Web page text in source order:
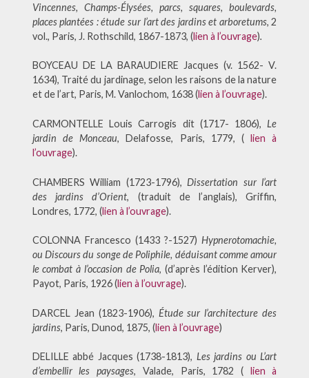
Vincennes, Champs-Élysées, parcs, squares, boulevards,
places plantées : étude sur l’art des jardins et arboretums, 2
vol., Paris, J. Rothschild, 1867-1873, (lien à l’ouvrage).
BOYCEAU DE LA BARAUDIERE Jacques (v. 1562- V.
1634), Traité du jardinage, selon les raisons de la nature
et de l’art, Paris, M. Vanlochom, 1638 (lien à l’ouvrage).
CARMONTELLE Louis Carrogis dit (1717- 1806), Le
jardin de Monceau, Delafosse, Paris, 1779, (lien à
l’ouvrage).
CHAMBERS William (1723-1796), Dissertation sur l’art
des jardins d’Orient, (traduit de l’anglais), Griffin,
Londres, 1772, (lien à l’ouvrage).
COLONNA Francesco (1433 ?-1527) Hypnerotomachie,
ou Discours du songe de Poliphile, déduisant comme amour
le combat à l’occasion de Polia, (d’après l’édition Kerver),
Payot, Paris, 1926 (lien à l’ouvrage).
DARCEL Jean (1823-1906), Étude sur l’architecture des
jardins, Paris, Dunod, 1875, (lien à l’ouvrage)
DELILLE abbé Jacques (1738-1813), Les jardins ou L’art
d’embellir les paysages, Valade, Paris, 1782 (lien à